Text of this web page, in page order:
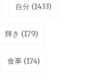
自分 (1433)
輝き (179)
食事 (174)